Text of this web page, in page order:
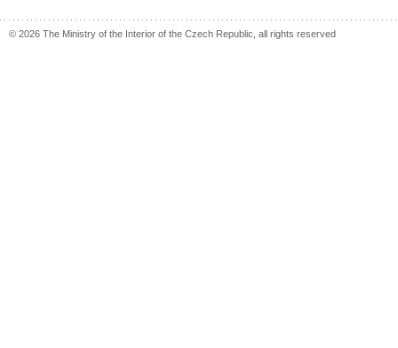
© 2026 The Ministry of the Interior of the Czech Republic, all rights reserved